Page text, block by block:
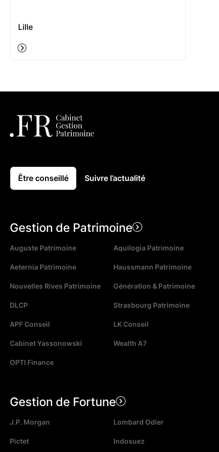
Lille
Être conseillé Suivre l’actualité
Gestion de Patrimoine
Auguste Patrimoine Aquilogia Patrimoine
Aeternia Patrimoine Haussmann Patrimoine
Nouvelles Rives Patrimoine Génération & Patrimoine
DLCP Strasbourg Patrimoine
APF Conseil LK Conseil
Cabinet Yassonowski Wealth A7
OPTI Finance
Gestion de Fortune
J.P. Morgan Lombard Odier
Pictet Indosuez